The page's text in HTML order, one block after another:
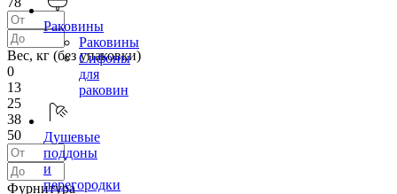
Раковины
Раковины
Сифоны
для
раковин
Душевые
поддоны
и
перегородки
Вес, кг (без упаковки)
0
13
25
38
50
Фурнитура